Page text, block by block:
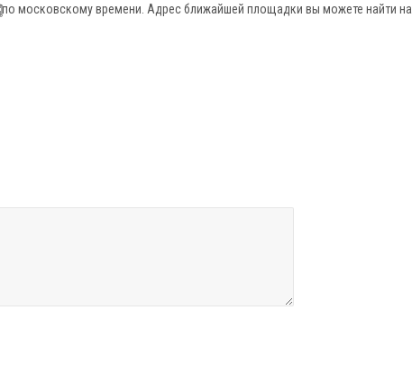
по московскому времени. Адрес ближайшей площадки вы можете найти на